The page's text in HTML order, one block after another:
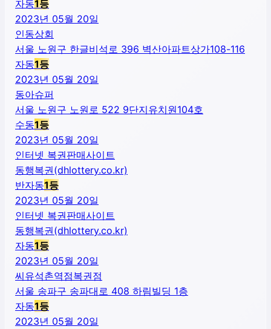
자동1등
2023년 05월 20일
인동상회
서울 노원구 한글비석로 396 벽산아파트상가108-116
자동1등
2023년 05월 20일
동아슈퍼
서울 노원구 노원로 522 9단지유치원104호
수동1등
2023년 05월 20일
인터넷 복권판매사이트
동행복권(dhlottery.co.kr)
반자동1등
2023년 05월 20일
인터넷 복권판매사이트
동행복권(dhlottery.co.kr)
자동1등
2023년 05월 20일
씨유석촌역점복권점
서울 송파구 송파대로 408 하림빌딩 1층
자동1등
2023년 05월 20일